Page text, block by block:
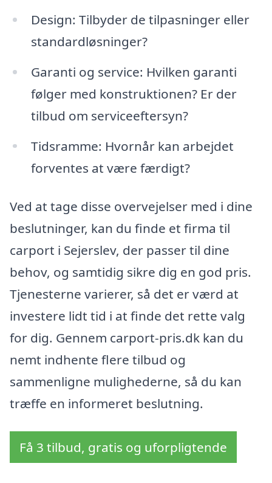
Design: Tilbyder de tilpasninger eller
standardløsninger?
Garanti og service: Hvilken garanti
følger med konstruktionen? Er der
tilbud om serviceeftersyn?
Tidsramme: Hvornår kan arbejdet
forventes at være færdigt?
Ved at tage disse overvejelser med i dine
beslutninger, kan du finde et firma til
carport i Sejerslev, der passer til dine
behov, og samtidig sikre dig en god pris.
Tjenesterne varierer, så det er værd at
investere lidt tid i at finde det rette valg
for dig. Gennem carport-pris.dk kan du
nemt indhente flere tilbud og
sammenligne mulighederne, så du kan
træffe en informeret beslutning.
Få 3 tilbud, gratis og uforpligtende